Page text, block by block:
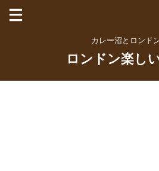
カレー沼とロンド
ロンドン楽し